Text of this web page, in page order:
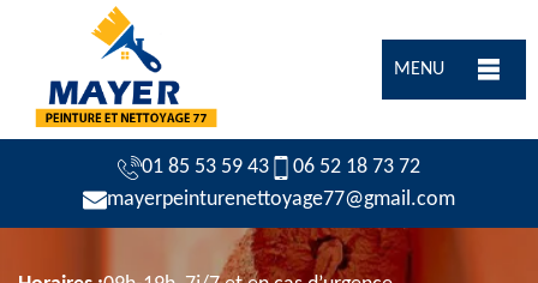
MENU
01 85 53 59 43
06 52 18 73 72
mayerpeinturenettoyage77@gmail.com